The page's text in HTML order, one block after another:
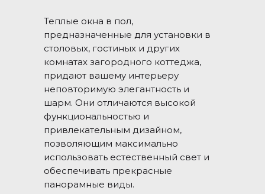
Теплые окна в пол,
предназначенные для установки в
столовых, гостиных и других
комнатах загородного коттеджа,
придают вашему интерьеру
неповторимую элегантность и
шарм. Они отличаются высокой
функциональностью и
привлекательным дизайном,
позволяющим максимально
использовать естественный свет и
обеспечивать прекрасные
панорамные виды.